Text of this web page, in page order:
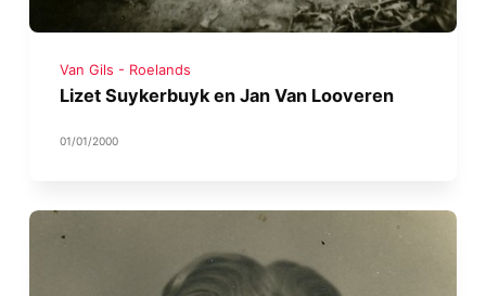
Van Gils - Roelands
Lizet Suykerbuyk en Jan Van Looveren
01/01/2000